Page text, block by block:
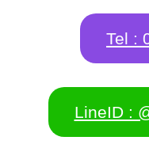
Tel :
LineID :